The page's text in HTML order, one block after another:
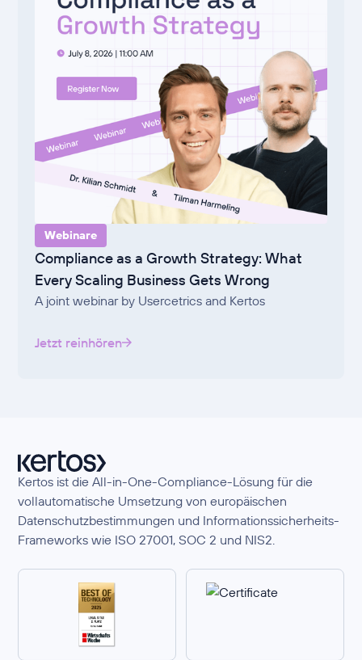
Webinare
Compliance as a Growth Strategy: What
Every Scaling Business Gets Wrong
A joint webinar by Usercetrics and Kertos
Jetzt reinhören
Kertos ist die All-in-One-Compliance-Lösung für die
vollautomatische Umsetzung von europäischen
Datenschutzbestimmungen und Informationssicherheits-
Frameworks wie ISO 27001, SOC 2 und NIS2.